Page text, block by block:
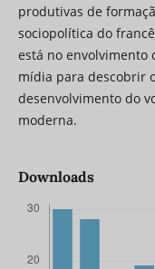
produtivas de
sociopolítica do
está no envolvimento
mídia para descobrir
desenvolvimento do
moderna.
Downloads